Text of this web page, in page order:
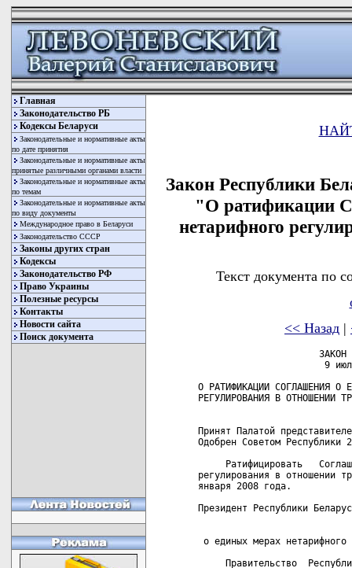
Главная
Законодательство РБ
Кодексы Беларуси
Законодательные и нормативные акты
по дате принятия
Законодательные и нормативные акты
принятые различными органами власти
Законодательные и нормативные акты
по темам
Законодательные и нормативные акты
по виду документы
Международное право в Беларуси
Законодательство СССР
Законы других стран
Кодексы
Законодательство РФ
Право Украины
Полезные ресурсы
Контакты
Новости сайта
Поиск документа
Закон Республики
"О ратификации
нетарифного
Текст документа по
<< Назад |
ЗАКОН РЕСПУБЛИКИ БЕЛАРУСЬ
                       9 июля 2008 г. № 386-З

О РАТИФИКАЦИИ СОГЛАШЕНИЯ О ЕДИНЫХ МЕРАХ НЕТАРИФНОГО
РЕГУЛИРОВАНИЯ В ОТНОШЕНИИ ТРЕТЬИХ СТРАН


Принят Палатой представителей 10 июня 2008 года
Одобрен Советом Республики 20 июня 2008 года

     Ратифицировать   Соглашение   о   единых   мерах    нетарифного
регулирования в отношении третьих стран, подписанное в г. Москве  25
января 2008 года.
     
Президент Республики Беларусь                            А.Лукашенко
                                  
                             СОГЛАШЕНИЕ
 о единых мерах нетарифного регулирования в отношении третьих стран
                                  
     Правительство  Республики  Беларусь,  Правительство  Республики
Казахстан   и   Правительство  Российской  Федерации,  именуемые   в
дальнейшем Сторонами,
     стремясь   создать  единую  таможенную  территорию   государств
Сторон   и   обеспечить  благоприятные  условия   для   эффективного
функционирования таможенного союза,
     исходя     из     необходимости    проведения     согласованной
внешнеторговой  политики  на  принципах недискриминации,  гласности,
взаимной выгоды и защиты национальных интересов,
     стремясь   установить  единый  порядок   импорта   товаров   из
государств, не являющихся участниками настоящего Соглашения (далее -
третьи  страны),  на таможенные территории государств  Сторон  и  на
единую  таможенную территорию государств Сторон после ее создания  и
экспорта товаров с этих территорий,
     учитывая   необходимость  применения  единых  мер   нетарифного
регулирования в отношении третьих стран,
     руководствуясь    общепризнанными    принципами    и    нормами
международного права,
     согласились о нижеследующем:
                                  
                              Статья 1
                          Основные понятия
                                  
     Понятия,   используемые   в  настоящем   Соглашении,   означают
следующее:
     «внешнеторговая  деятельность» - деятельность по  осуществлению
сделок в области внешней торговли товарами;
     «внешняя  торговля товарами» - экспорт и (или) импорт  товаров.
Перемещение  товаров с одной части таможенной территории государства
Стороны на другую часть его таможенной территории, если такие  части
не  связаны  между  собой  сухопутной  территорией,  а  также  через
таможенную  территорию иностранного государства не является  внешней
торговлей товарами;
     «единая  таможенная  территория»  -  территория,  состоящая  из
таможенных территорий государств Сторон;
     «импорт   товара»  -  ввоз  товара  на  таможенную   территорию
государства Стороны или на единую таможенную территорию с таможенных
территорий третьих стран без обязательства об обратном вывозе;
     «исключительное  право  на  экспорт и  (или)  импорт  отдельных
видов  товаров» - право на осуществление внешнеторговой деятельности
в  отношении  отдельных  видов товаров,  предоставляемое  на  основе
лицензии,  которая  выдается уполномоченным государственным  органом
исполнительной власти;
     «количественные  ограничения экспорта и (или) импорта»  -  меры
по  количественному ограничению внешней торговли  товарами,  которые
могут быть введены путем установления квот;
     «лицензия»  и  (или)  «разрешение» - специальные  документы  на
право осуществления экспорта и (или) импорта товаров;
     «лицензирование»     -    комплекс    административных     мер,
устанавливающий порядок предоставления лицензий и (или) разрешений;
     «наблюдение  за  экспортом  и (или)  импортом  отдельных  видов
товаров»  -  временная  мера, устанавливаемая  в  целях  мониторинга
динамики   экспорта   и  (или)  импорта  отдельных   видов   товаров
(автоматическое лицензирование);
     «разрешительный     порядок»    -     порядок     осуществления
внешнеторговых    операций    с    отдельными    видами     товаров,
предусматривающий     лицензирование     или     применение     иных
административных  мер регулирования внешнеторговой  деятельности,  а
также  таможенный  контроль и таможенное оформление  таких  товаров,
перемещаемых  за  пределы таможенной территории государства  Стороны
или за пределы единой таможенной территории;
     «уполномоченный государственный орган исполнительной власти»  -
орган  исполнительной власти государства Стороны, наделенный  правом
выдачи лицензий и (или) разрешений;
     «участники  внешнеторговой деятельности» - юридические  лица  и
организации, не являющиеся юридическими лицами, зарегистрированные в
одном   из   государств  Сторон  и  созданные   в   соответствии   с
законодательством  этого  государства,  физические   лица,   имеющие
постоянное  или  преимущественное  место  жительства  на  территории
одного из государств Сторон, являющиеся гражданами этого государства
или    имеющие   право   постоянного   проживания   в    нем    либо
зарегистрированные  в  качестве  индивидуальных  предпринимателей  в
соответствии с законодательством этого государства;
     «экспорт   товара»  -  вывоз  товара  с  таможенной  территории
государства Стороны или с единой таможенной территории на таможенные
территории третьих стран без обязательства об обратном ввозе;
     «меры  нетарифного регулирования» - комплекс мер  регулирования
внешней    торговли   товарами,   осуществляемый   путем    введения
количественных   и   иных  запретов  и  ограничений   экономического
характера.
                                  
                              Статья 2
           Применение единых мер нетарифного регулирования
                                  
     1.   В   отношении  торговли  с  третьими  странами  на  единой
таможенной    территории   применяются   единые   меры   нетарифного
регулирования  на основе принципов, изложенных в  статьях